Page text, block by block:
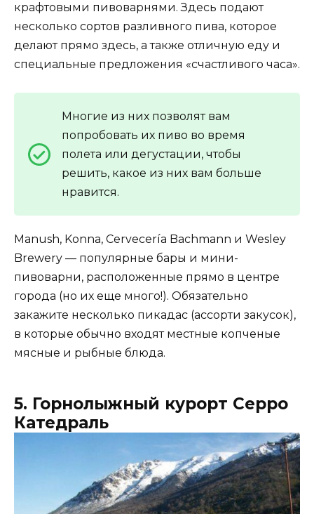
крафтовыми пивоварнями. Здесь подают
несколько сортов разливного пива, которое
делают прямо здесь, а также отличную еду и
специальные предложения «счастливого часа».
Многие из них позволят вам
попробовать их пиво во время
полета или дегустации, чтобы
решить, какое из них вам больше
нравится.
Manush, Konna, Cervecería Bachmann и Wesley
Brewery — популярные бары и мини-
пивоварни, расположенные прямо в центре
города (но их еще много!). Обязательно
закажите несколько пикадас (ассорти закусок),
в которые обычно входят местные копченые
мясные и рыбные блюда.
5. Горнолыжный курорт Серро
Катедраль